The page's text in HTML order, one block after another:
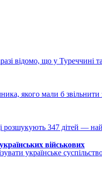
відомо, що у Туреччині
якого мали б звільнити
розшукують 347 дітей —
військових
українське